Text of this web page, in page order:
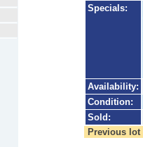
Specials:
Availability:
Condition:
Sold:
Previous lot